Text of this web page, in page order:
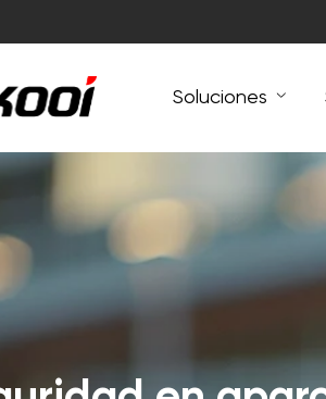
Soluciones